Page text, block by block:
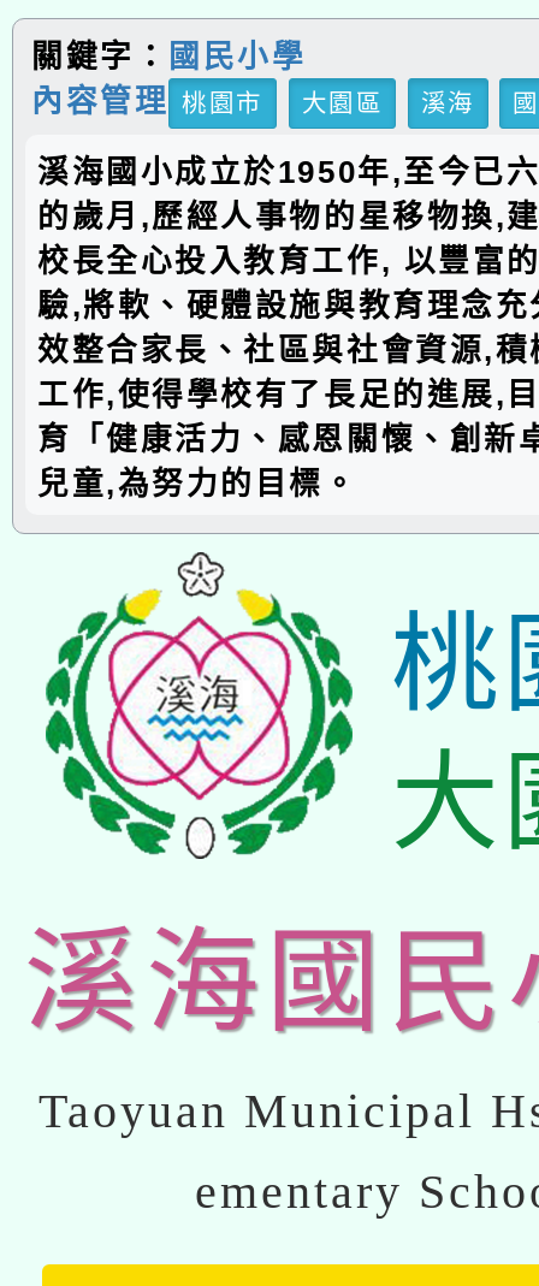
關鍵字：
國民小學
內容管理
桃園市 大園區 溪海
溪海國小成立於1950年,至今已
的歲月,歷經人事物的星移物換,
校長全心投入教育工作, 以豐富
驗,將軟、硬體設施與教育理念
效整合家長、社區與社會資源,
工作,使得學校有了長足的進展,
育「健康活力、感恩關懷、創新
兒童,為努力的目標。
桃
大
溪海國民
Taoyuan Municipal
ementary